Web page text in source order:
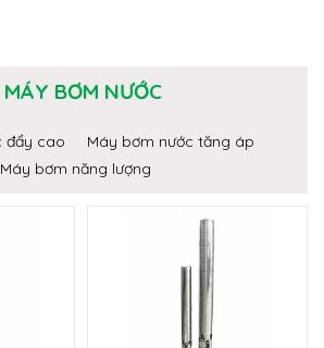
MÁY BƠM NƯỚC
đẩy cao
Máy bơm nước tăng áp
Máy bơm năng lượng